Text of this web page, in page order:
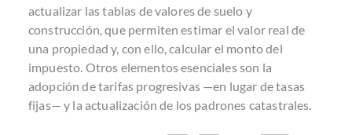
actualizar las tablas de valores de suelo y
construcción, que permiten estimar el valor real de
una propiedad y, con ello, calcular el monto del
impuesto. Otros elementos esenciales son la
adopción de tarifas progresivas —en lugar de tasas
fijas— y la actualización de los padrones catastrales.